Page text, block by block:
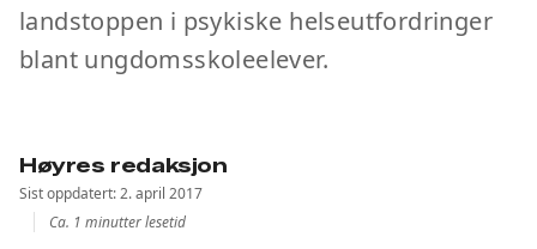
landstoppen i psykiske helseutfordringer
blant ungdomsskoleelever.
Høyres redaksjon
Sist oppdatert: 2. april 2017
Ca. 1 minutter lesetid